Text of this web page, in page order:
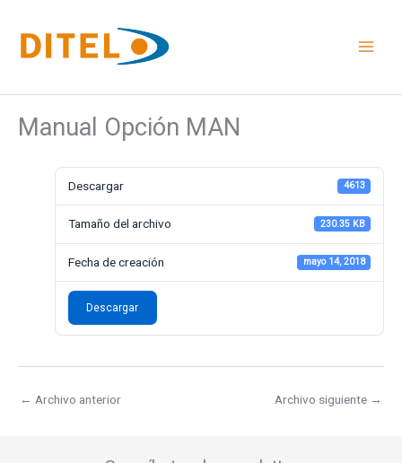
contenido
Manual Opción MAN
Descargar 4613
Tamaño del archivo 230.35 KB
Fecha de creación mayo 14, 2018
Descargar
← Archivo anterior Archivo siguiente →